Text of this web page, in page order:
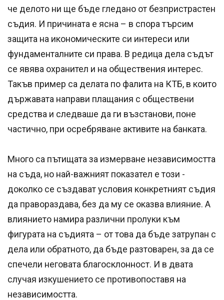
че делото ни ще бъде гледано от безпристрастен
съдия. И причината е ясна – в спора търсим
защита на икономическите си интереси или
фундаменталните си права. В редица дела съдът
се явява охранител и на обществения интерес.
Такъв пример са делата по фалита на КТБ, в които
държавата направи плащания с обществени
средства и следваше да ги възстанови, поне
частично, при осребряване активите на банката.
Много са пътищата за измерване независимостта
на съда, но най-важният показател е този -
доколко се създават условия конкретният съдия
да правораздава, без да му се оказва влияние. А
влиянието намира различни пролуки към
фигурата на съдията – от това да бъде затрупан с
дела или обратното, да бъде разтоварен, за да се
спечели неговата благосклонност. И в двата
случая изкушението се противопоставя на
независимостта.